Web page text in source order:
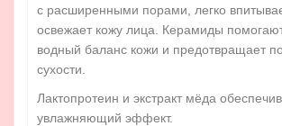
с расширенными порами, легко
освежает кожу лица. Керамиды
водный баланс кожи и предотвращает
сухости.
Лактопротеин и экстракт мёда
увлажняющий эффект.